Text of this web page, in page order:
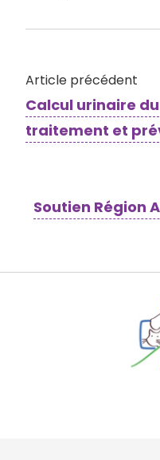
Article précédent
Calcul urinaire
traitement et
Soutien Région